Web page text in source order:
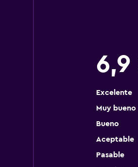
6,9
Excelente
Muy bueno
Bueno
Aceptable
Pasable